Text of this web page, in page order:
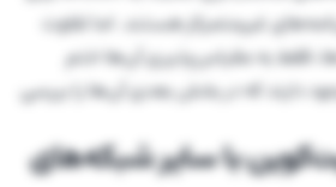
غیرمتمرکز هستند. اما تفاوت
فقط به مقیاس‌پذیری آن‌ها ختم
دارند که در بخش بعدی آن‌ها را بررسی
با سایر شبکه‌های